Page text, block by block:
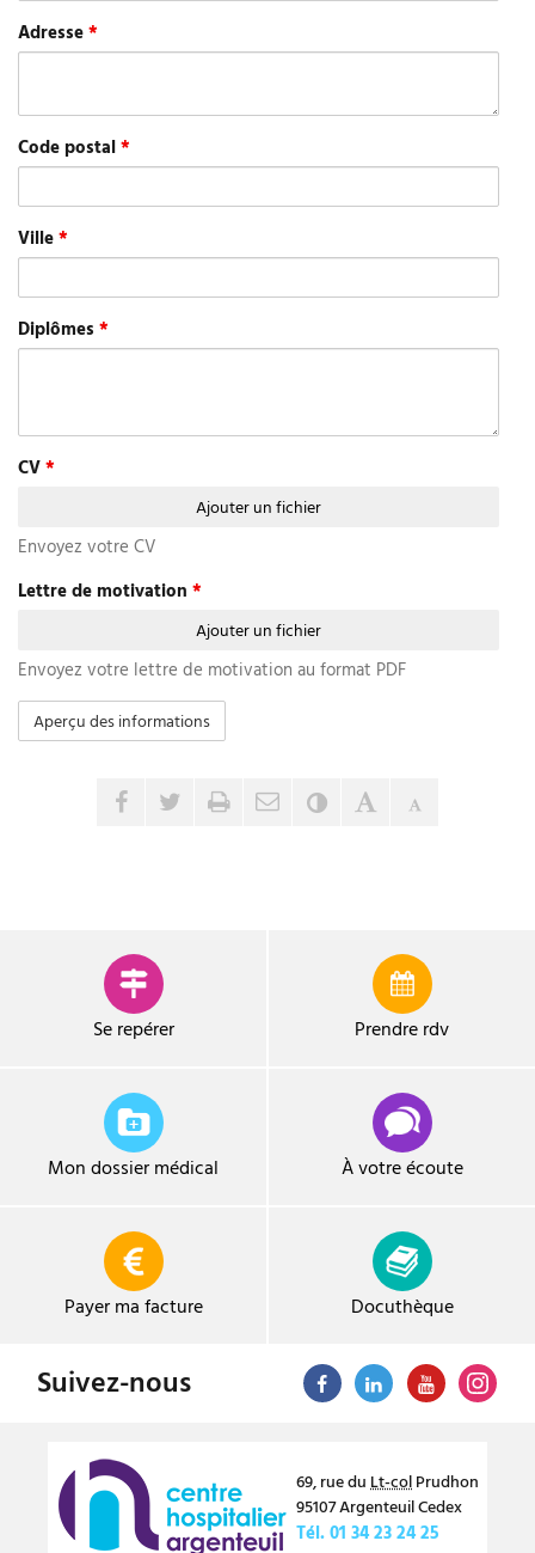
Adresse*
Code postal*
Ville*
Diplômes *
CV*
Ajouter un fichier
Envoyez votre CV
Lettre de motivation *
Ajouter un fichier
Envoyez votre lettre de motivation au format PDF
Partager sur Facebook
Partager sur Twitter
ImprimerEnvoyer par e-mail
ContrasteAgrandir le
Réduire le
Se repérer Prendre rdv
Mon dossier médical À votre écoute
Payer ma facture Docuthèque
Suivez-nous
69, rue du Lt-colPrudhon
95107ArgenteuilCedex
Tél.01 34 23 24 25